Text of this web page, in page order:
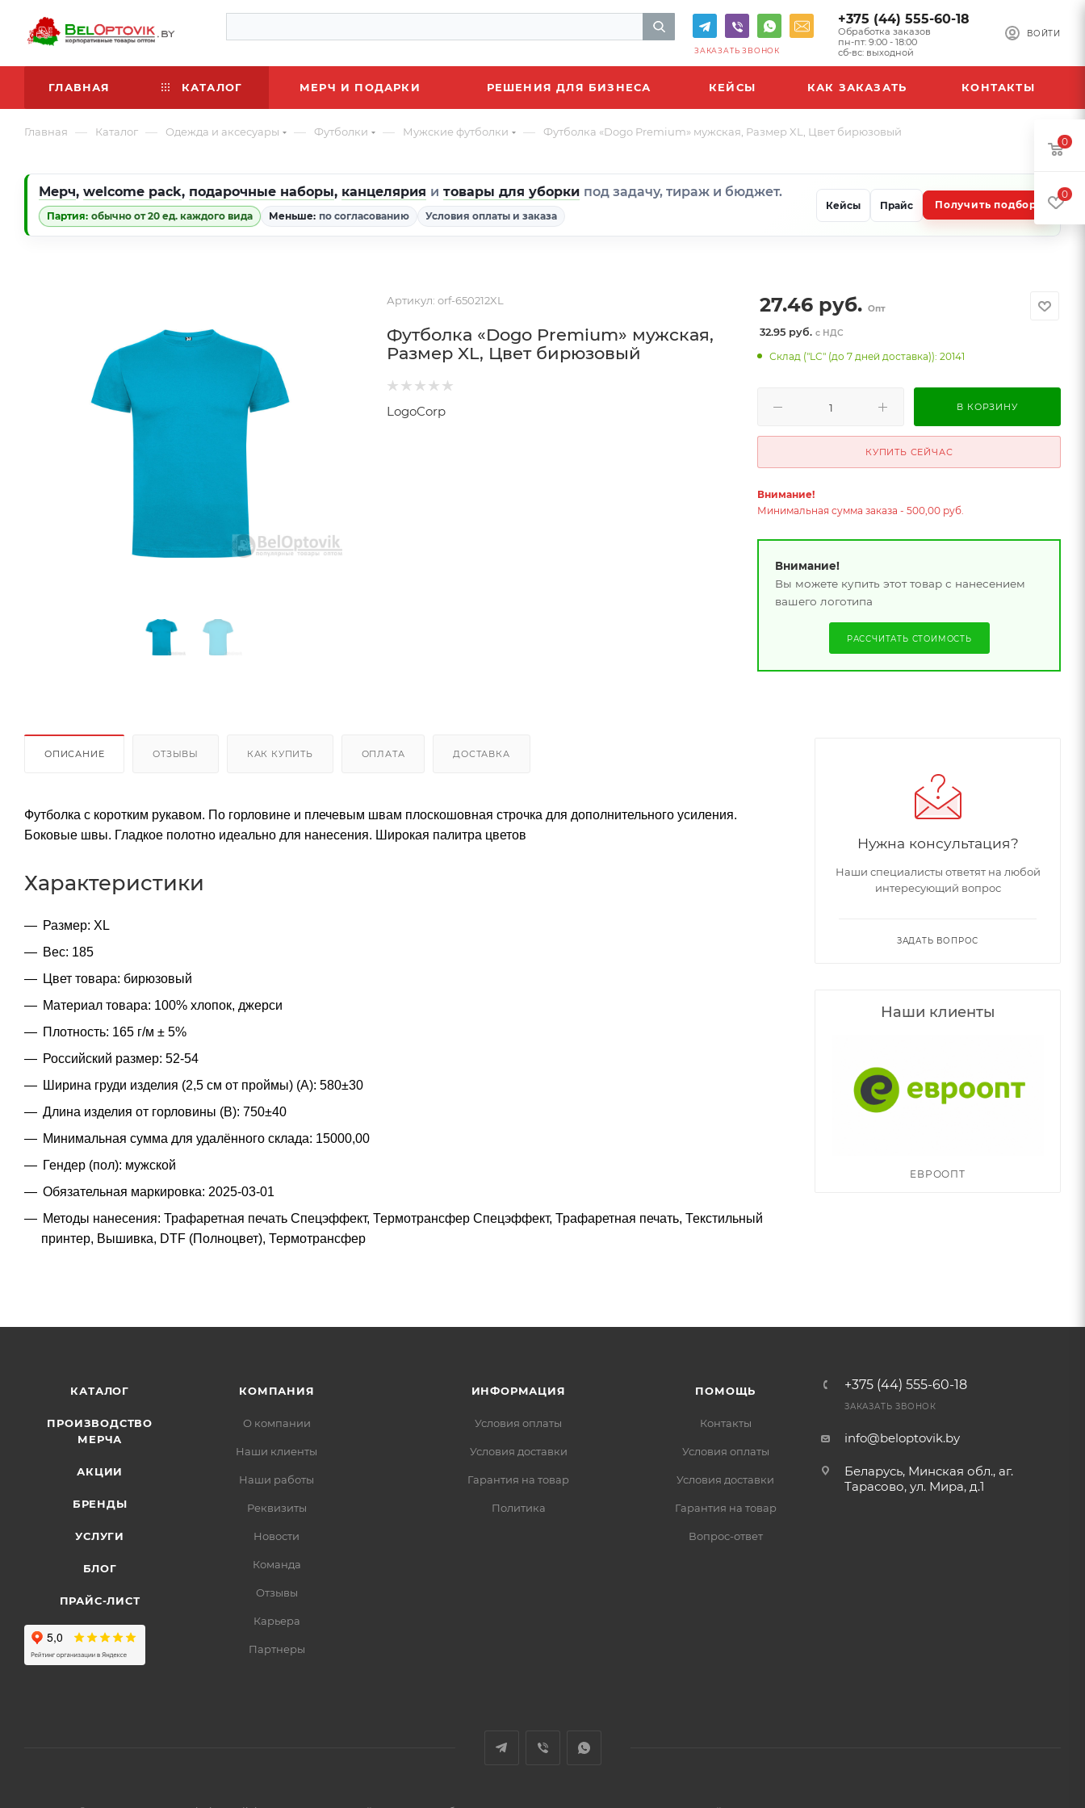
ВОЙТИ
+375 (44) 555-60-18
Обработка заказов
пн-пт: 9:00 - 18:00
сб-вс: выходной
ЗАКАЗАТЬ ЗВОНОК
ГЛАВНАЯ КАТАЛОГ МЕРЧ И ПОДАРКИ РЕШЕНИЯ ДЛЯ БИЗНЕСА КЕЙСЫ КАК ЗАКАЗАТЬ КОНТАКТЫ
Главная — Каталог — Одежда и аксесуары — Футболки — Мужские футболки — Футболка «Dogo Premium» мужская, Размер XL, Цвет бирюзовый
Мерч, welcome pack, подарочные наборы, канцелярия и товары для уборки под задачу, тираж и бюджет.
Партия: обычно от 20 ед. каждого вида Меньше: по согласованию Условия оплаты и заказа
Кейсы Прайс Получить подбор
Артикул: orf-650212XL
Футболка «Dogo Premium» мужская,
Размер XL, Цвет бирюзовый
LogoCorp
27.46 руб. Опт
32.95 руб.с НДС
Склад ("LC" (до 7 дней доставка)): 20141
В КОРЗИНУ
КУПИТЬ СЕЙЧАС
Внимание!
Минимальная сумма заказа - 500,00 руб.
Внимание!
Вы можете купить этот товар с нанесением
вашего логотипа
РАССЧИТАТЬ СТОИМОСТЬ
ОПИСАНИЕ ОТЗЫВЫ КАК КУПИТЬ ОПЛАТА ДОСТАВКА
Футболка с коротким рукавом. По горловине и плечевым швам плоскошовная строчка для дополнительного усиления.
Боковые швы. Гладкое полотно идеально для нанесения. Широкая палитра цветов
Характеристики
Размер: XL
Вес: 185
Цвет товара: бирюзовый
Материал товара: 100% хлопок, джерси
Плотность: 165 г/м ± 5%
Российский размер: 52-54
Ширина груди изделия (2,5 см от проймы) (A): 580±30
Длина изделия от горловины (B): 750±40
Минимальная сумма для удалённого склада: 15000,00
Гендер (пол): мужской
Обязательная маркировка: 2025-03-01
Методы нанесения: Трафаретная печать Спецэффект, Термотрансфер Спецэффект, Трафаретная печать, Текстильный
принтер, Вышивка, DTF (Полноцвет), Термотрансфер
Нужна консультация?
Наши специалисты ответят на любой
интересующий вопрос
ЗАДАТЬ ВОПРОС
Наши клиенты
ЕВРООПТ
КАТАЛОГ
ПРОИЗВОДСТВО
МЕРЧА
АКЦИИ
БРЕНДЫ
УСЛУГИ
БЛОГ
ПРАЙС-ЛИСТ
КОМПАНИЯ
О компании
Наши клиенты
Наши работы
Реквизиты
Новости
Команда
Отзывы
Карьера
Партнеры
ИНФОРМАЦИЯ
Условия оплаты
Условия доставки
Гарантия на товар
Политика
ПОМОЩЬ
Контакты
Условия оплаты
Условия доставки
Гарантия на товар
Вопрос-ответ
+375 (44) 555-60-18
ЗАКАЗАТЬ ЗВОНОК
info@beloptovik.by
Беларусь, Минская обл., аг.
Тарасово, ул. Мира, д.1
0
0